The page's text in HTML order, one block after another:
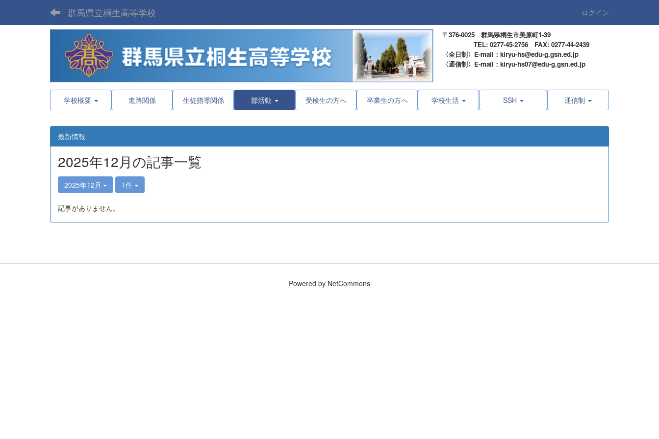
群馬県立桐生高等学校 ログイン
〒376-0025 群馬県桐生市美原町1-39
TEL: 0277-45-2756 FAX: 0277-44-2439
〈全日制〉E-mail：kiryu-hs@edu-g.gsn.ed.jp
〈通信制〉E-mail：kiryu-hs07@edu-g.gsn.ed.jp
学校概要 進路関係 生徒指導関係 部活動 受検生の方へ 卒業生の方へ 学校生活 SSH 通信制
最新情報
2025年12月の記事一覧
2025年12月 1件
記事がありません。
Powered by NetCommons